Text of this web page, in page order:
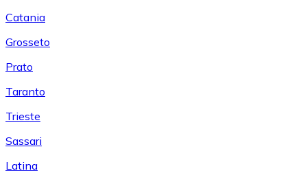
Catania
Grosseto
Prato
Taranto
Trieste
Sassari
Latina